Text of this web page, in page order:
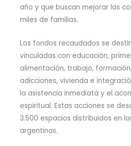
año y que buscan mejorar las
miles de familias.
Los fondos recaudados se
vinculadas con educación,
alimentación, trabajo,
adicciones, vivienda e
la asistencia inmediata y el
espiritual. Estas acciones se
3.500 espacios distribuidos en
argentinas.